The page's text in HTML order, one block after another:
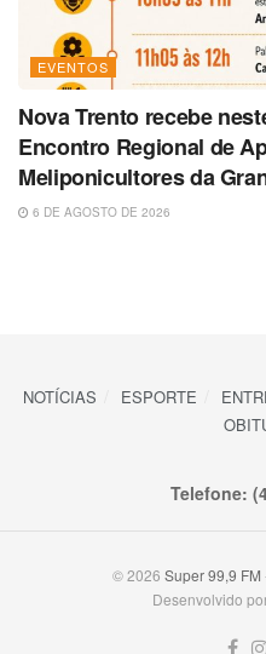
EVENTOS
Nova Trento recebe
Encontro Regional de
Meliponicultores da
6 DE AGOSTO DE 2026
NOTÍCIAS ESPORTE
Telefone:
© 2026 Super 99,9 FM
Desenvolvido